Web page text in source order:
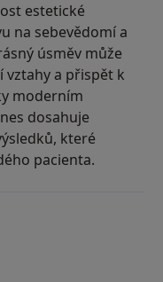
estetické
na sebevědomí a
úsměv může
vztahy a přispět k
moderním
dosahuje
které
pacienta.